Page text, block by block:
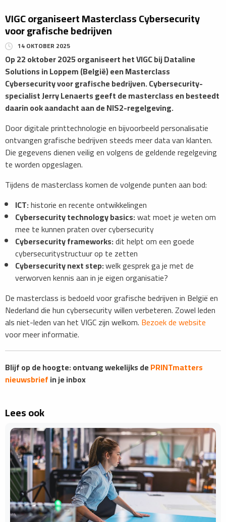
VIGC organiseert Masterclass Cybersecurity
voor grafische bedrijven
14 OKTOBER 2025
Op 22 oktober 2025 organiseert het VIGC bij Dataline
Solutions in Loppem (België) een Masterclass
Cybersecurity voor grafische bedrijven. Cybersecurity-
specialist Jerry Lenaerts geeft de masterclass en besteedt
daarin ook aandacht aan de NIS2-regelgeving.
​Door digitale printtechnologie en bijvoorbeeld personalisatie
ontvangen grafische bedrijven steeds meer data van klanten.
Die gegevens dienen veilig en volgens de geldende regelgeving
te worden opgeslagen.
Tijdens de masterclass komen de volgende punten aan bod:
ICT:historie en recente ontwikkelingen
Cybersecurity technology basics:wat moet je weten om
mee te kunnen praten over cybersecurity
Cybersecurity frameworks:dit helpt om een goede
cybersecuritystructuur op te zetten
Cybersecurity next step:welk gesprek ga je met de
verworven kennis aan in je eigen organisatie?
De masterclass is bedoeld voor grafische bedrijven in België en
Nederland die hun cybersecurity willen verbeteren. Zowel leden
als niet-leden van het VIGC zijn welkom. Bezoek de website
voor meer informatie.
​​​​​​​​Blijf op de hoogte: ontvang wekelijks dePRINTmatters
nieuwsbriefin je inbox
Lees ook